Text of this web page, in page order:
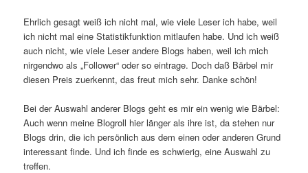
Ehrlich gesagt weiß ich nicht mal, wie viele Leser ich habe, weil
ich nicht mal eine Statistikfunktion mitlaufen habe. Und ich weiß
auch nicht, wie viele Leser andere Blogs haben, weil ich mich
nirgendwo als „Follower“ oder so eintrage. Doch daß Bärbel mir
diesen Preis zuerkennt, das freut mich sehr. Danke schön!
Bei der Auswahl anderer Blogs geht es mir ein wenig wie Bärbel:
Auch wenn meine Blogroll hier länger als ihre ist, da stehen nur
Blogs drin, die ich persönlich aus dem einen oder anderen Grund
interessant finde. Und ich finde es schwierig, eine Auswahl zu
treffen.